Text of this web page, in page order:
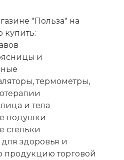
"Польза" на
купить:
и
термометры,
и тела
подушки
стельки
здоровья и
продукцию торговой